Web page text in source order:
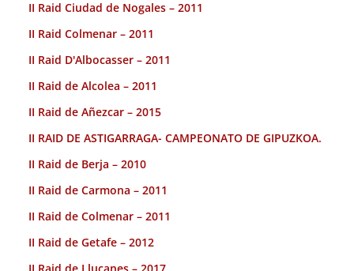
II Raid Ciudad de Nogales – 2011
II Raid Colmenar – 2011
II Raid D'Albocasser – 2011
II Raid de Alcolea – 2011
II Raid de Añezcar – 2015
II RAID DE ASTIGARRAGA- CAMPEONATO DE GIPUZKOA.
II Raid de Berja – 2010
II Raid de Carmona – 2011
II Raid de Colmenar – 2011
II Raid de Getafe – 2012